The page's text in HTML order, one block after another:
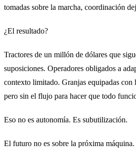
tomadas sobre la marcha, coordinación
¿El resultado?
Tractores de un millón de dólares que
suposiciones. Operadores obligados a
contexto limitado. Granjas equipadas con
pero sin el flujo para hacer que todo
Eso no es autonomía. Es subutilización.
El futuro no es sobre la próxima